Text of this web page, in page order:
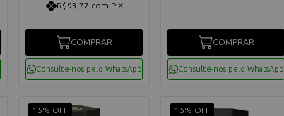
R$93,77 com PIX
COMPRAR
Consulte-nos pelo WhatsApp
COMPRAR
Consulte-nos pelo WhatsApp
15% OFF 15% OFF